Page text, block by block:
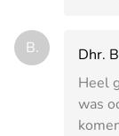
B.
Dhr.
Heel
was